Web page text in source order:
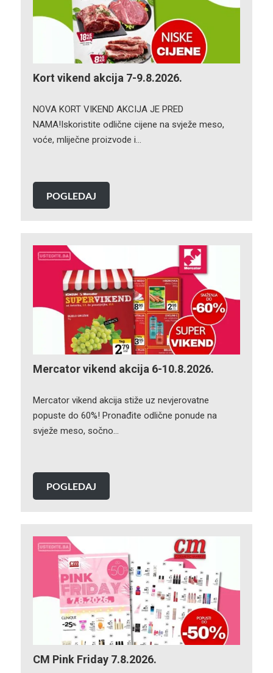
Kort vikend akcija 7-9.8.2026.
NOVA KORT VIKEND AKCIJA JE PRED
NAMA!Iskoristite odlične cijene na svježe meso,
voće, mliječne proizvode i…
POGLEDAJ
Mercator vikend akcija 6-10.8.2026.
Mercator vikend akcija stiže uz nevjerovatne
popuste do 60%! Pronađite odlične ponude na
svježe meso, sočno…
POGLEDAJ
CM Pink Friday 7.8.2026.